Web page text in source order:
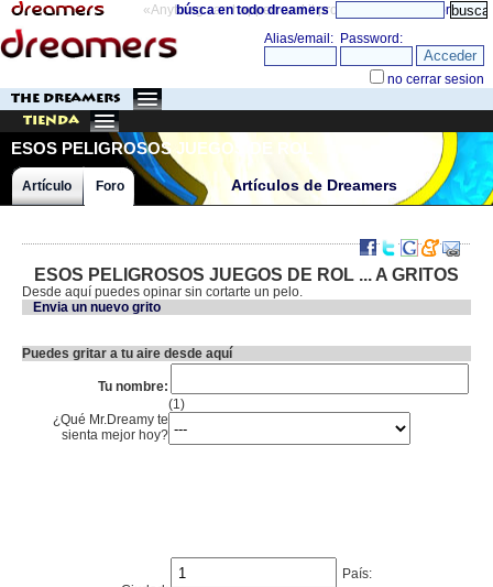
«Anything can happen and it probably will» directorio
búsca en todo dreamers
THE DREAMERS
Tienda
ESOS PELIGROSOS JUEGOS DE ROL
Artículos de Dreamers
Artículo Foro
ESOS PELIGROSOS JUEGOS DE ROL ... A GRITOS
Desde aquí puedes opinar sin cortarte un pelo.
Envia un nuevo grito
Puedes gritar a tu aire desde aquí
Tu nombre:
(1)
¿Qué Mr.Dreamy te
sienta mejor hoy?
País: